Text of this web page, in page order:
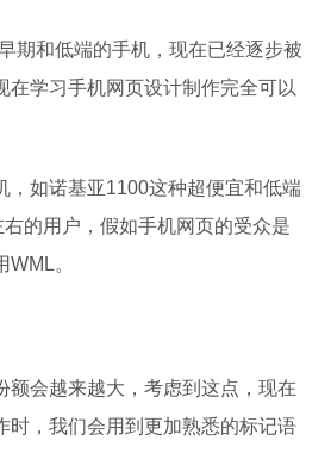
期和低端的手机，现在已经逐步被
在学习手机网页设计制作完全可以
，如诺基亚1100这种超便宜和低端
的用户，假如手机网页的受众是
。
额会越来越大，考虑到这点，现在
时，我们会用到更加熟悉的标记语